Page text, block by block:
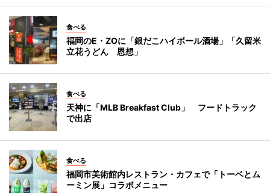
食べる
福岡のE・ZOに「銀だこハイボール酒場」「久留米
立花うどん 恩想」
食べる
天神に「MLB Breakfast Club」 フードトラック
で出店
食べる
福岡市美術館内レストラン・カフェで「トーベとム
ーミン展」コラボメニュー